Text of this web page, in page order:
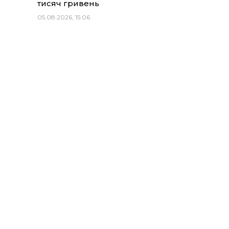
тисяч гривень
05.08.2026, 15:06